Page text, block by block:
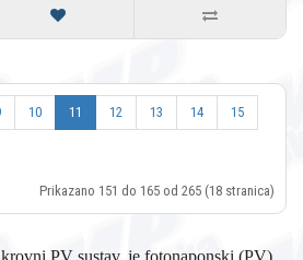
10 11 12 13 14 15
Prikazano 151 do 165 od 265 (18 stranica)